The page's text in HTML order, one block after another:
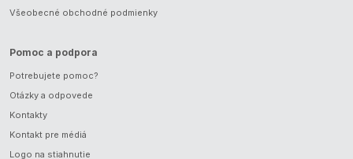
Všeobecné obchodné podmienky
Pomoc a podpora
Potrebujete pomoc?
Otázky a odpovede
Kontakty
Kontakt pre médiá
Logo na stiahnutie